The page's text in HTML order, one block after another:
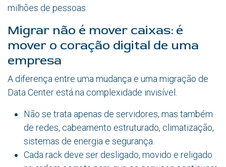
milhões de pessoas.
Migrar não é mover caixas: é
mover o coração digital de uma
empresa
A diferença entre uma mudança e uma migração de
Data Center está na complexidade invisível.
Não se trata apenas de servidores, mas também
de redes, cabeamento estruturado, climatização,
sistemas de energia e segurança.
Cada rack deve ser desligado, movido e religado